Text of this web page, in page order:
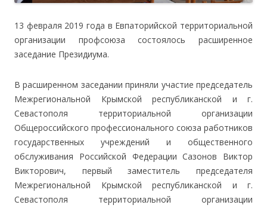
13 февраля 2019 года в Евпаторийской территориальной
организации профсоюза состоялось расширенное
заседание Президиума.
В расширенном заседании приняли участие председатель
Межрегиональной Крымской республиканской и г.
Севастополя территориальной организации
Общероссийского профессионального союза работников
государственных учреждений и общественного
обслуживания Российской Федерации Сазонов Виктор
Викторович, первый заместитель председателя
Межрегиональной Крымской республиканской и г.
Севастополя территориальной организации